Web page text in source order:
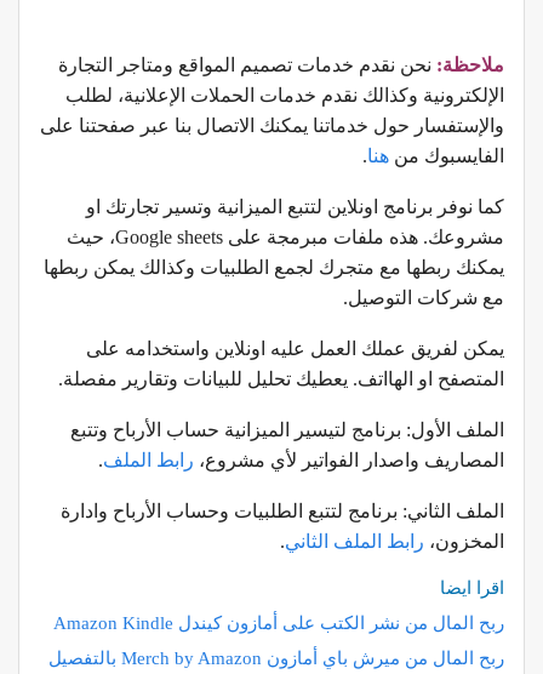
ملاحظة: نحن نقدم خدمات تصميم المواقع ومتاجر التجارة
الإلكترونية وكذالك نقدم خدمات الحملات الإعلانية، لطلب
والإستفسار حول خدماتنا يمكنك الاتصال بنا عبر صفحتنا على
الفايسبوك من هنا.
كما نوفر برنامج اونلاين لتتبع الميزانية وتسير تجارتك او
مشروعك. هذه ملفات مبرمجة على Google sheets، حيث
يمكنك ربطها مع متجرك لجمع الطلبيات وكذالك يمكن ربطها
مع شركات التوصيل.
يمكن لفريق عملك العمل عليه اونلاين واستخدامه على
المتصفح او الهااتف. يعطيك تحليل للبيانات وتقارير مفصلة.
الملف الأول: برنامج لتيسير الميزانية حساب الأرباح وتتبع
المصاريف واصدار الفواتير لأي مشروع، رابط الملف.
الملف الثاني: برنامج لتتبع الطلبيات وحساب الأرباح وادارة
المخزون، رابط الملف الثاني.
اقرا ايضا
ربح المال من نشر الكتب على أمازون كيندل Amazon Kindle
ربح المال من ميرش باي أمازونMerch by Amazon ‎ بالتفصيل